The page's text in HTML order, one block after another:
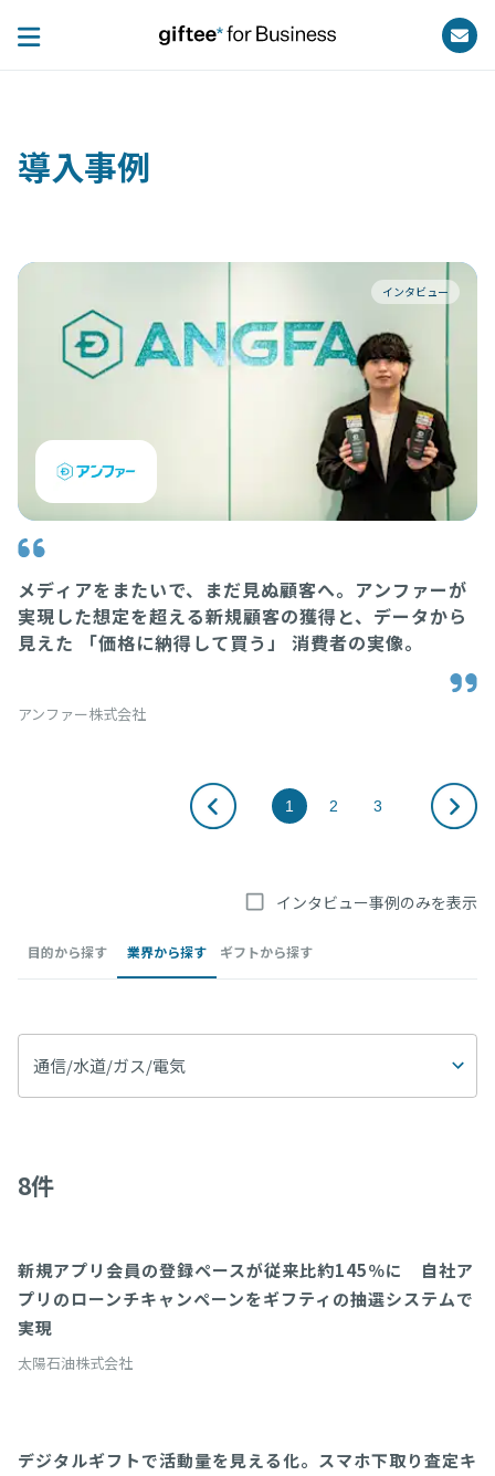
導入事例
インタビュー
メディアをまたいで、まだ見ぬ顧客へ。アンファーが
実現した想定を超える新規顧客の獲得と、データから
見えた 「価格に納得して買う」 消費者の実像。
アンファー株式会社
1 2 3
目的から探す 業界から探す ギフトから探す
通信/水道/ガス/電気
インタビュー事例のみを表示
8件
Auth(配布認証システム)
新規アプリ会員の登録ペースが従来比約145％に 自社ア
プリのローンチキャンペーンをギフティの抽選システムで
実現
太陽石油株式会社
Direct(対面配布システム)
デジタルギフトで活動量を見える化。スマホ下取り査定キ